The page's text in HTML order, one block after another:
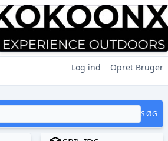
Log ind Opret Bruger
SØG